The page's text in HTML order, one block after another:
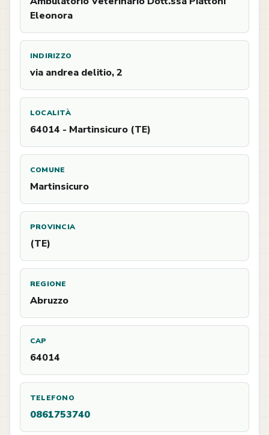
Eleonora
INDIRIZZO
via andrea delitio, 2
LOCALITÀ
64014 - Martinsicuro (TE)
COMUNE
Martinsicuro
PROVINCIA
(TE)
REGIONE
Abruzzo
CAP
64014
TELEFONO
0861753740